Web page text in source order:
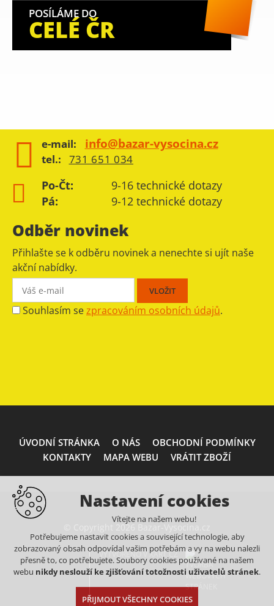
POSÍLÁME DO
CELÉ ČR
e-mail: info@bazar-vysocina.cz
tel.: 731 651 034
Po-Čt:
9-16 technické dotazy
Pá:
9-12 technické dotazy
Odběr novinek
Přihlašte se k odběru novinek a nenechte si ujít naše
akční nabídky.
Souhlasím sezpracováním osobních údajů.
ÚVODNÍ STRÁNKA O NÁS
OBCHODNÍ PODMÍNKY
KONTAKTY
MAPA WEBU VRÁTIT ZBOŽÍ
© Copyright 2026 Bazar-Vysocina.cz
VYTVOŘENO V XART.CZ
Nastavení cookies
Vítejte na našem webu!
Potřebujeme nastavit cookies a související technologie, aby
zobrazovaný obsah odpovídal vašim potřebám a vy na webu nalezli
přesně to, co potřebujete. Soubory cookies používané na našem
webu nikdy neslouží ke zjišťování totožnosti uživatelů stránek.
PŘIJMOUT VŠECHNY COOKIES